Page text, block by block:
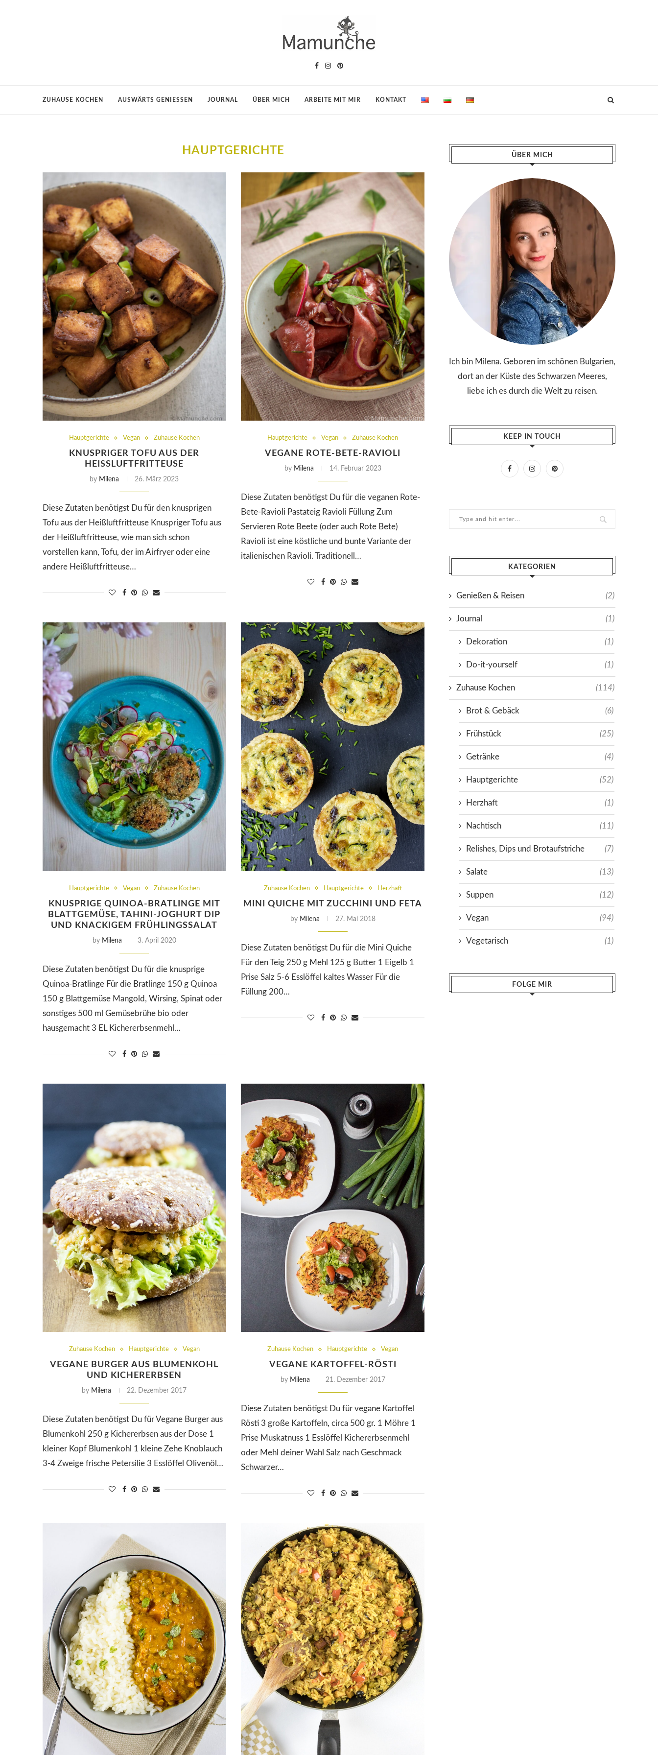
ZUHAUSE KOCHEN AUSWÄRTS GENIESSEN JOURNAL ÜBER MICH ARBEITE MIT MIR KONTAKT
HAUPTGERICHTE
Hauptgerichte Vegan Zuhause Kochen
KNUSPRIGER TOFU AUS DER
HEISSLUFTFRITTEUSE
by Milena 26. März 2023
Diese Zutaten benötigst Du für den knusprigen
Tofu aus der Heißluftfritteuse Knuspriger Tofu aus
der Heißluftfritteuse, wie man sich schon
vorstellen kann, Tofu, der im Airfryer oder eine
andere Heißluftfritteuse…
Hauptgerichte Vegan Zuhause Kochen
VEGANЕ ROTE-BETE-RAVIOLI
by Milena 14. Februar 2023
Diese Zutaten benötigst Du für die veganen Rote-
Bete-Ravioli Pastateig Ravioli Füllung Zum
Servieren Rote Beete (oder auch Rote Bete)
Ravioli ist eine köstliche und bunte Variante der
italienischen Ravioli. Traditionell…
Hauptgerichte Vegan Zuhause Kochen
KNUSPRIGE QUINOA-BRATLINGE MIT
BLATTGEMÜSE, TAHINI-JOGHURT DIP
UND KNACKIGEM FRÜHLINGSSALAT
by Milena 3. April 2020
Diese Zutaten benötigst Du für die knusprige
Quinoa-Bratlinge Für die Bratlinge 150 g Quinoa
150 g Blattgemüse Mangold, Wirsing, Spinat oder
sonstiges 500 ml Gemüsebrühe bio oder
hausgemacht 3 EL Kichererbsenmehl…
Zuhause Kochen Hauptgerichte Herzhaft
MINI QUICHE MIT ZUCCHINI UND FETA
by Milena 27. Mai 2018
Diese Zutaten benötigst Du für die Mini Quiche
Für den Teig 250 g Mehl 125 g Butter 1 Eigelb 1
Prise Salz 5-6 Esslöffel kaltes Wasser Für die
Füllung 200…
Zuhause Kochen Hauptgerichte Vegan
VEGANE BURGER AUS BLUMENKOHL
UND KICHERERBSEN
by Milena 22. Dezember 2017
Diese Zutaten benötigst Du für Vegane Burger aus
Blumenkohl 250 g Kichererbsen aus der Dose 1
kleiner Kopf Blumenkohl 1 kleine Zehe Knoblauch
3-4 Zweige frische Petersilie 3 Esslöffel Olivenöl…
Zuhause Kochen Hauptgerichte Vegan
VEGANE KARTOFFEL-RÖSTI
by Milena 21. Dezember 2017
Diese Zutaten benötigst Du für vegane Kartoffel
Rösti 3 große Kartoffeln, circa 500 gr. 1 Möhre 1
Prise Muskatnuss 1 Esslöffel Kichererbsenmehl
oder Mehl deiner Wahl Salz nach Geschmack
Schwarzer…
ÜBER MICH
Ich bin Milena. Geboren im schönen Bulgarien,
dort an der Küste des Schwarzen Meeres,
liebe ich es durch die Welt zu reisen.
KEEP IN TOUCH
KATEGORIEN
Genießen & Reisen (2)
Journal (1)
Dekoration (1)
Do-it-yourself (1)
Zuhause Kochen (114)
Brot & Gebäck (6)
Frühstück (25)
Getränke (4)
Hauptgerichte (52)
Herzhaft (1)
Nachtisch (11)
Relishes, Dips und Brotaufstriche (7)
Salate (13)
Suppen (12)
Vegan (94)
Vegetarisch (1)
FOLGE MIR